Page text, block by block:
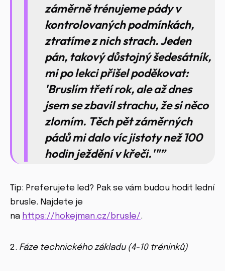
záměrně trénujeme pády v
kontrolovaných podmínkách,
ztratíme z nich strach. Jeden
pán, takový důstojný šedesátník,
mi po lekci přišel poděkovat:
'Bruslím třetí rok, ale až dnes
jsem se zbavil strachu, že si něco
zlomím. Těch pět záměrných
pádů mi dalo víc jistoty než 100
hodin ježdění v křeči.'"
Tip: Preferujete led? Pak se vám budou hodit lední
brusle. Najdete je
na https://hokejman.cz/brusle/.
2. Fáze technického základu (4-10 tréninků)